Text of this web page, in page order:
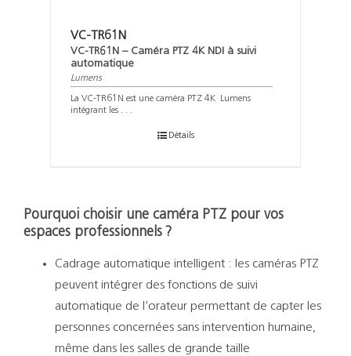
VC-TR61N
VC-TR61N – Caméra PTZ 4K NDI à suivi
automatique
Lumens
La VC-TR61N est une caméra PTZ 4K Lumens
intégrant les . . .
Détails
Pourquoi choisir une caméra PTZ pour vos
espaces professionnels ?
Cadrage automatique intelligent : les caméras PTZ
peuvent intégrer des fonctions de suivi
automatique de l’orateur permettant de capter les
personnes concernées sans intervention humaine,
même dans les salles de grande taille